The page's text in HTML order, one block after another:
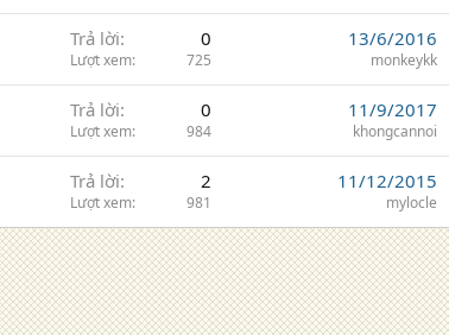
Trả lời 0
Lượt xem 725
13/6/2016
monkeykk
Trả lời 0
Lượt xem 984
11/9/2017
khongcannoi
Trả lời 2
Lượt xem 981
11/12/2015
mylocle